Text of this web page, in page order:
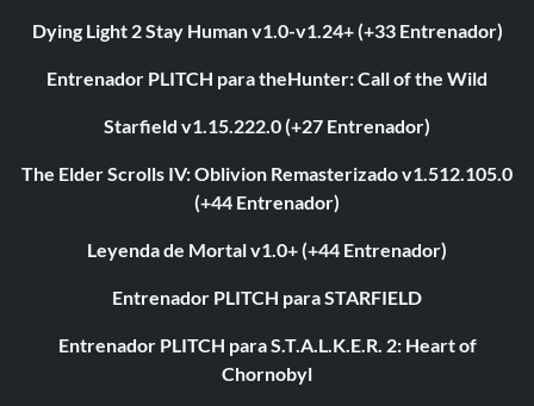
Dying Light 2 Stay Human v1.0-v1.24+ (+33 Entrenador)
Entrenador PLITCH para theHunter: Call of the Wild
Starfield v1.15.222.0 (+27 Entrenador)
The Elder Scrolls IV: Oblivion Remasterizado v1.512.105.0
(+44 Entrenador)
Leyenda de Mortal v1.0+ (+44 Entrenador)
Entrenador PLITCH para STARFIELD
Entrenador PLITCH para S.T.A.L.K.E.R. 2: Heart of
Chornobyl